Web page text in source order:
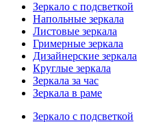
Зеркало с подсветкой
Напольные зеркала
Листовые зеркала
Гримерные зеркала
Дизайнерские зеркала
Круглые зеркала
Зеркала за час
Зеркала в раме
Зеркало с подсветкой